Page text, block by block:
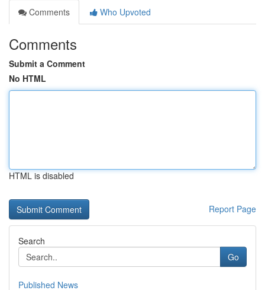
Comments
Who Upvoted
Comments
Submit a Comment
No HTML
HTML is disabled
Report Page
Search
Go
Published News